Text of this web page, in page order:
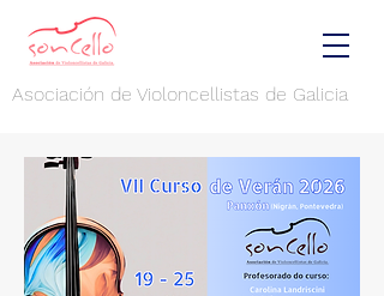
Asociación de Violoncellistas de Galicia